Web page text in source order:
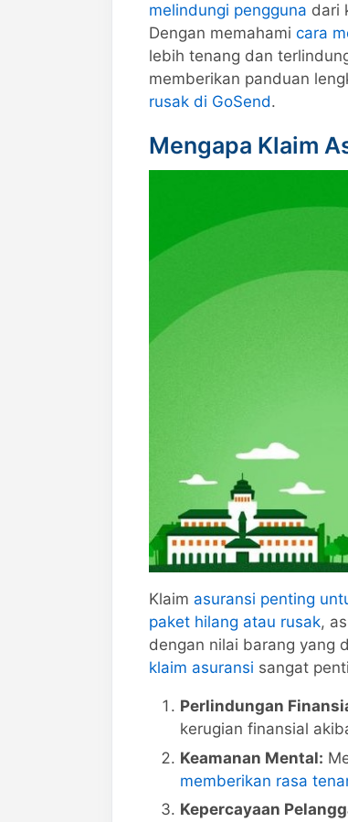
melindungi pengguna dari
Dengan memahami cara
lebih tenang dan
memberikan panduan
rusak di GoSend.
Mengapa Klaim
Klaim asuransi penting
paket hilang atau rusak,
dengan nilai barang yang
klaim asuransi sangat
Perlindungan
kerugian finansial
Keamanan Mental:
memberikan rasa
Kepercayaan